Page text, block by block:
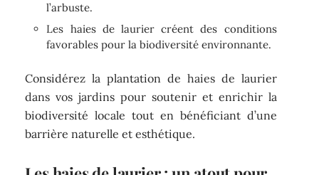
l’arbuste.
Les haies de laurier créent des conditions
favorables pour la biodiversité environnante.
Considérez la plantation de haies de laurier
dans vos jardins pour soutenir et enrichir la
biodiversité locale tout en bénéficiant d’une
barrière naturelle et esthétique.